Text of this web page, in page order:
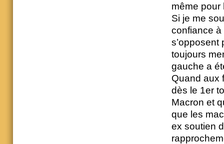
même pour
Si je me
confiance
s’opposent
toujours
gauche a
Quand aux
dès le 1er
Macron et
que les
ex soutien